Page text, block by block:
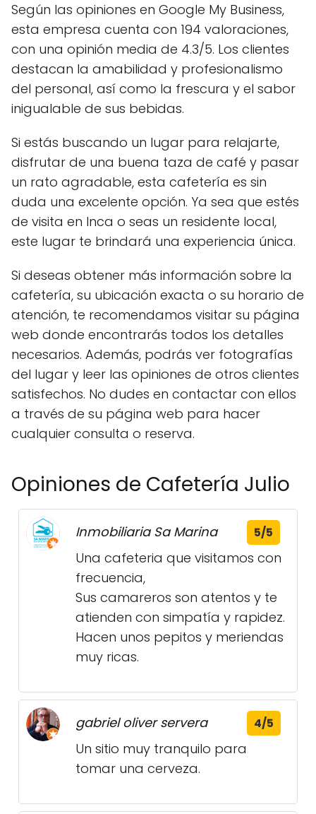
Según las opiniones en Google My Business,
esta empresa cuenta con 194 valoraciones,
con una opinión media de 4.3/5. Los clientes
destacan la amabilidad y profesionalismo
del personal, así como la frescura y el sabor
inigualable de sus bebidas.
Si estás buscando un lugar para relajarte,
disfrutar de una buena taza de café y pasar
un rato agradable, esta cafetería es sin
duda una excelente opción. Ya sea que estés
de visita en Inca o seas un residente local,
este lugar te brindará una experiencia única.
Si deseas obtener más información sobre la
cafetería, su ubicación exacta o su horario de
atención, te recomendamos visitar su página
web donde encontrarás todos los detalles
necesarios. Además, podrás ver fotografías
del lugar y leer las opiniones de otros clientes
satisfechos. No dudes en contactar con ellos
a través de su página web para hacer
cualquier consulta o reserva.
Opiniones de Cafetería Julio
Inmobiliaria Sa Marina 5/5
Una cafeteria que visitamos con
frecuencia,
Sus camareros son atentos y te
atienden con simpatía y rapidez.
Hacen unos pepitos y meriendas
muy ricas.
gabriel oliver servera 4/5
Un sitio muy tranquilo para
tomar una cerveza.